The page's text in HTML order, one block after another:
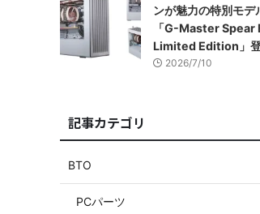
ンが魅力の特別モデ
「G-Master Spear
Limited Edition」
2026/7/10
記事カテゴリ
BTO
PCパーツ